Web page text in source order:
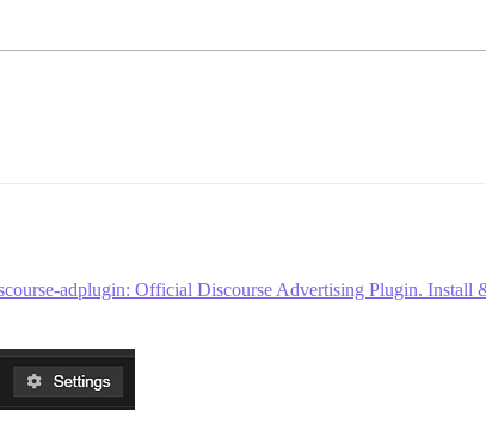
adplugin: Official Discourse Advertising Plugin. Install